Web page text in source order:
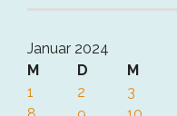
Januar 2024
M
D M
1
2 3